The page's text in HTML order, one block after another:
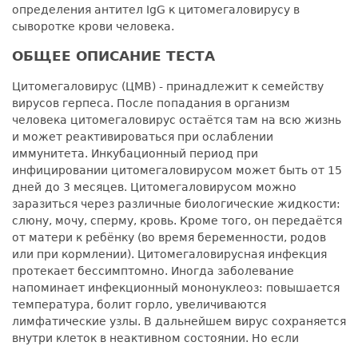
определения антител IgG к цитомегаловирусу в
сыворотке крови человека.
ОБЩЕЕ ОПИСАНИЕ ТЕСТА
Цитомегаловирус (ЦМВ) - принадлежит к семейству
вирусов герпеса. После попадания в организм
человека цитомегаловирус остаётся там на всю жизнь
и может реактивироваться при ослаблении
иммунитета. Инкубационный период при
инфицировании цитомегаловирусом может быть от 15
дней до 3 месяцев. Цитомегаловирусом можно
заразиться через различные биологические жидкости:
слюну, мочу, сперму, кровь. Кроме того, он передаётся
от матери к ребёнку (во время беременности, родов
или при кормлении). Цитомегаловирусная инфекция
протекает бессимптомно. Иногда заболевание
напоминает инфекционный мононуклеоз: повышается
температура, болит горло, увеличиваются
лимфатические узлы. В дальнейшем вирус сохраняется
внутри клеток в неактивном состоянии. Но если